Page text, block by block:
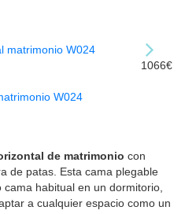
1066€
W024
de matrimonio con
de patas. Esta cama plegable
habitual en un dormitorio,
a cualquier espacio como un